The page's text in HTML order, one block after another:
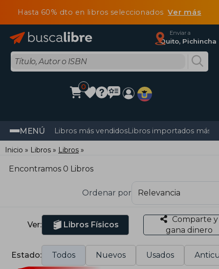
Hasta 60% dto en libros seleccionadosVer más
Enviar a
Quito, Pichincha
0
MENÚ Libros más vendidosLibros importados más
Inicio Libros Libros
Encontramos 0 Libros
Ordenar por
Ver: Libros Físicos
Comparte y
gana dinero
Estado: Todos Nuevos Usados